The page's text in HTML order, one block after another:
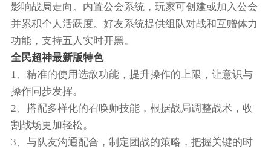
影响战局走向。内置公会系统，玩家可创建或加入公会
并累积个人活跃度。好友系统提供组队对战和互赠体力
功能，支持五人实时开黑。
全民超神最新版特色
1、精准的使用选敌功能，提升操作的上限，让意识与
操作同步发挥。
2、搭配多样化的召唤师技能，根据战局调整战术，收
割战场更加轻松。
3、与队友沟通配合，制定团战的策略，把握关键的时